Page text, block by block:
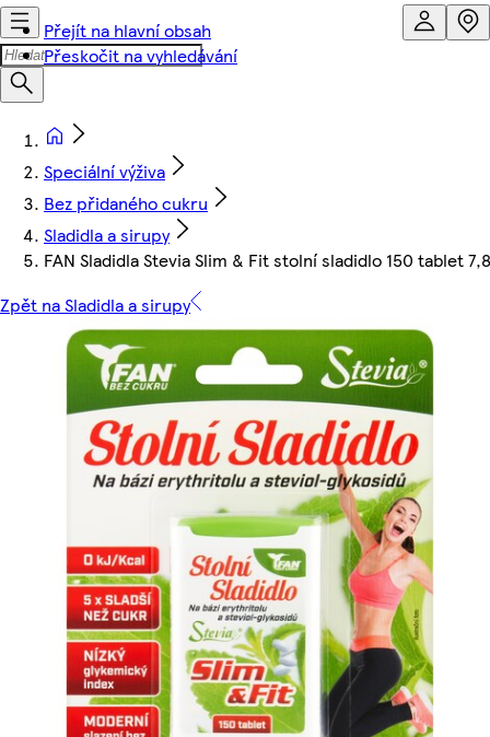
Přejít na hlavní obsah
Přeskočit na vyhledávání
Speciální výživa
Bez přidaného cukru
Sladidla a sirupy
FAN Sladidla Stevia Slim & Fit stolní sladidlo 150 tablet
Zpět na Sladidla a sirupy